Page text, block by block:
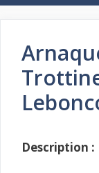
Description :